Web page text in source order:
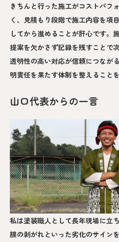
きちんと行った施工がコストパフ
く、見積もり段階で施工内容を項
してから進めることが肝心です。
提案を欠かさず記録を残すことで
透明性の高い対応が信頼につなが
明責任を果たす体制を整えること
山口代表からの一言
私は塗装職人として長年現場に立
膜の剥がれといった劣化のサイン